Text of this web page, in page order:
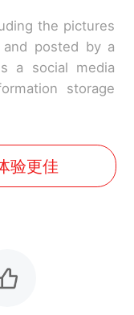
the pictures
posted by a
a social media
storage
验更佳